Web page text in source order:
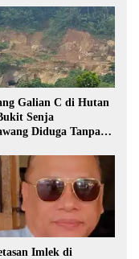
Galian C di Hutan
Senja
Diduga Tanpa
Imlek di